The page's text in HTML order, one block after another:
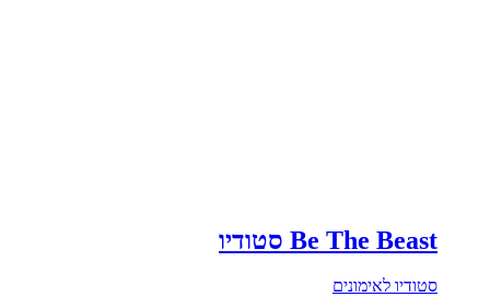
Be The Beast סטודיו
סטודיו לאימונים